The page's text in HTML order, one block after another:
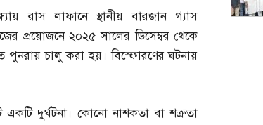
রাস লাফানে স্থানীয় বারজান গ্যাস
প্রয়োজনে ২০২৫ সালের ডিসেম্বর থেকে
পুনরায় চালু করা হয়। বিস্ফোরণের ঘটনায়
একটি দুর্ঘটনা। কোনো নাশকতা বা শত্রুতা